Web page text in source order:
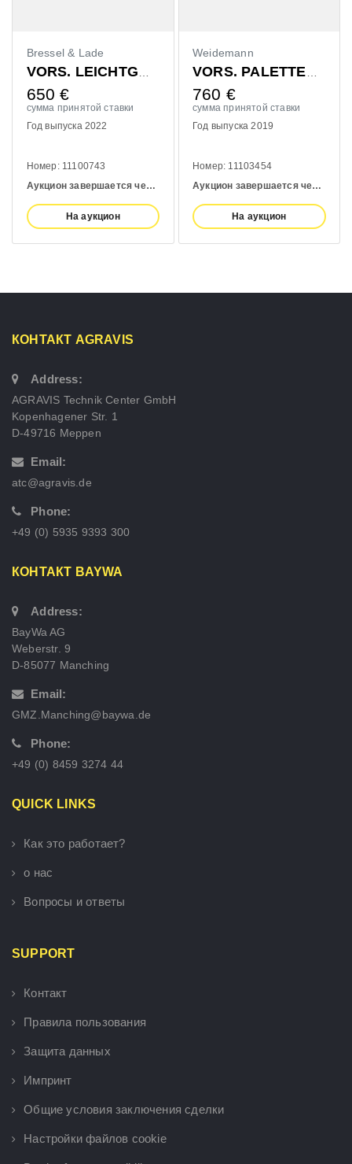
VORS. LEICHTGUTSCHAUFEL 1400MM
ставки
Аукцион завершается через:
4 days
Weidemann
VORS. PALETTENGABEL 1200MM
сумма принятой ставки
Год выпуска 2019
Номер: 11103454
Аукцион завершается через:
4 days
На аукцион
сумма принятой
Год выпуска 2020
Номер: 10993139
На
КОНТАКТ AGRAVIS
Address:
AGRAVIS Technik Center GmbH
Kopenhagener Str. 1
D-49716 Meppen
Email:
atc@agravis.de
Phone:
+49 (0) 5935 9393 300
КОНТАКТ BAYWA
Address:
BayWa AG
Weberstr. 9
D-85077 Manching
Email:
GMZ.Manching@baywa.de
Phone:
+49 (0) 8459 3274 44
QUICK LINKS
Как это работает?
о нас
Вопросы и ответы
SUPPORT
Контакт
Правила пользования
Защита данных
Импринт
Общие условия заключения сделки
Настройки файлов cookie